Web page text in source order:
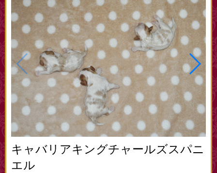
キャバリアキングチャールズスパニ
エル